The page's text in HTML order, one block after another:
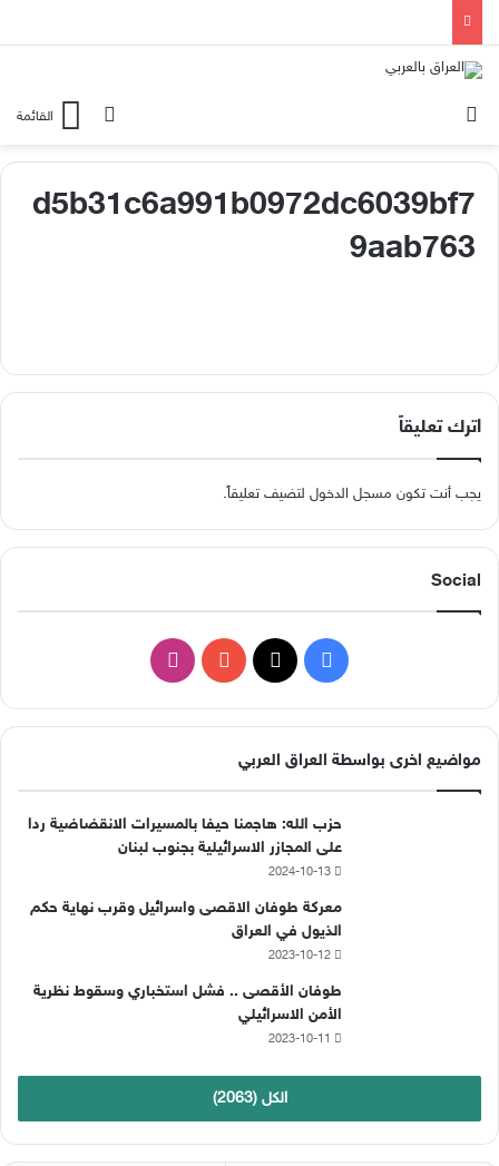
القائمةبحث عن
d5b31c6a991b0972dc6039bf7
9aab763
اترك تعليقاً
يجب أنت تكون مسجل الدخول لتضيف تعليقاً.
Social
ي
س
ب
و
ك
X
Y
u
T
ن
ت
ق
مواضيع اخرى بواسطة العراق العربي
حزب الله: هاجمنا حيفا بالمسيرات الانقضاضية ردا
على المجازر الاسرائيلية بجنوب لبنان
2024-10-13
معركة طوفان الاقصى واسرائيل وقرب نهاية حكم
الذيول في العراق
2023-10-12
طوفان الأقصى .. فشل استخباري وسقوط نظرية
الأمن الاسرائيلي
2023-10-11
الكل (2063)